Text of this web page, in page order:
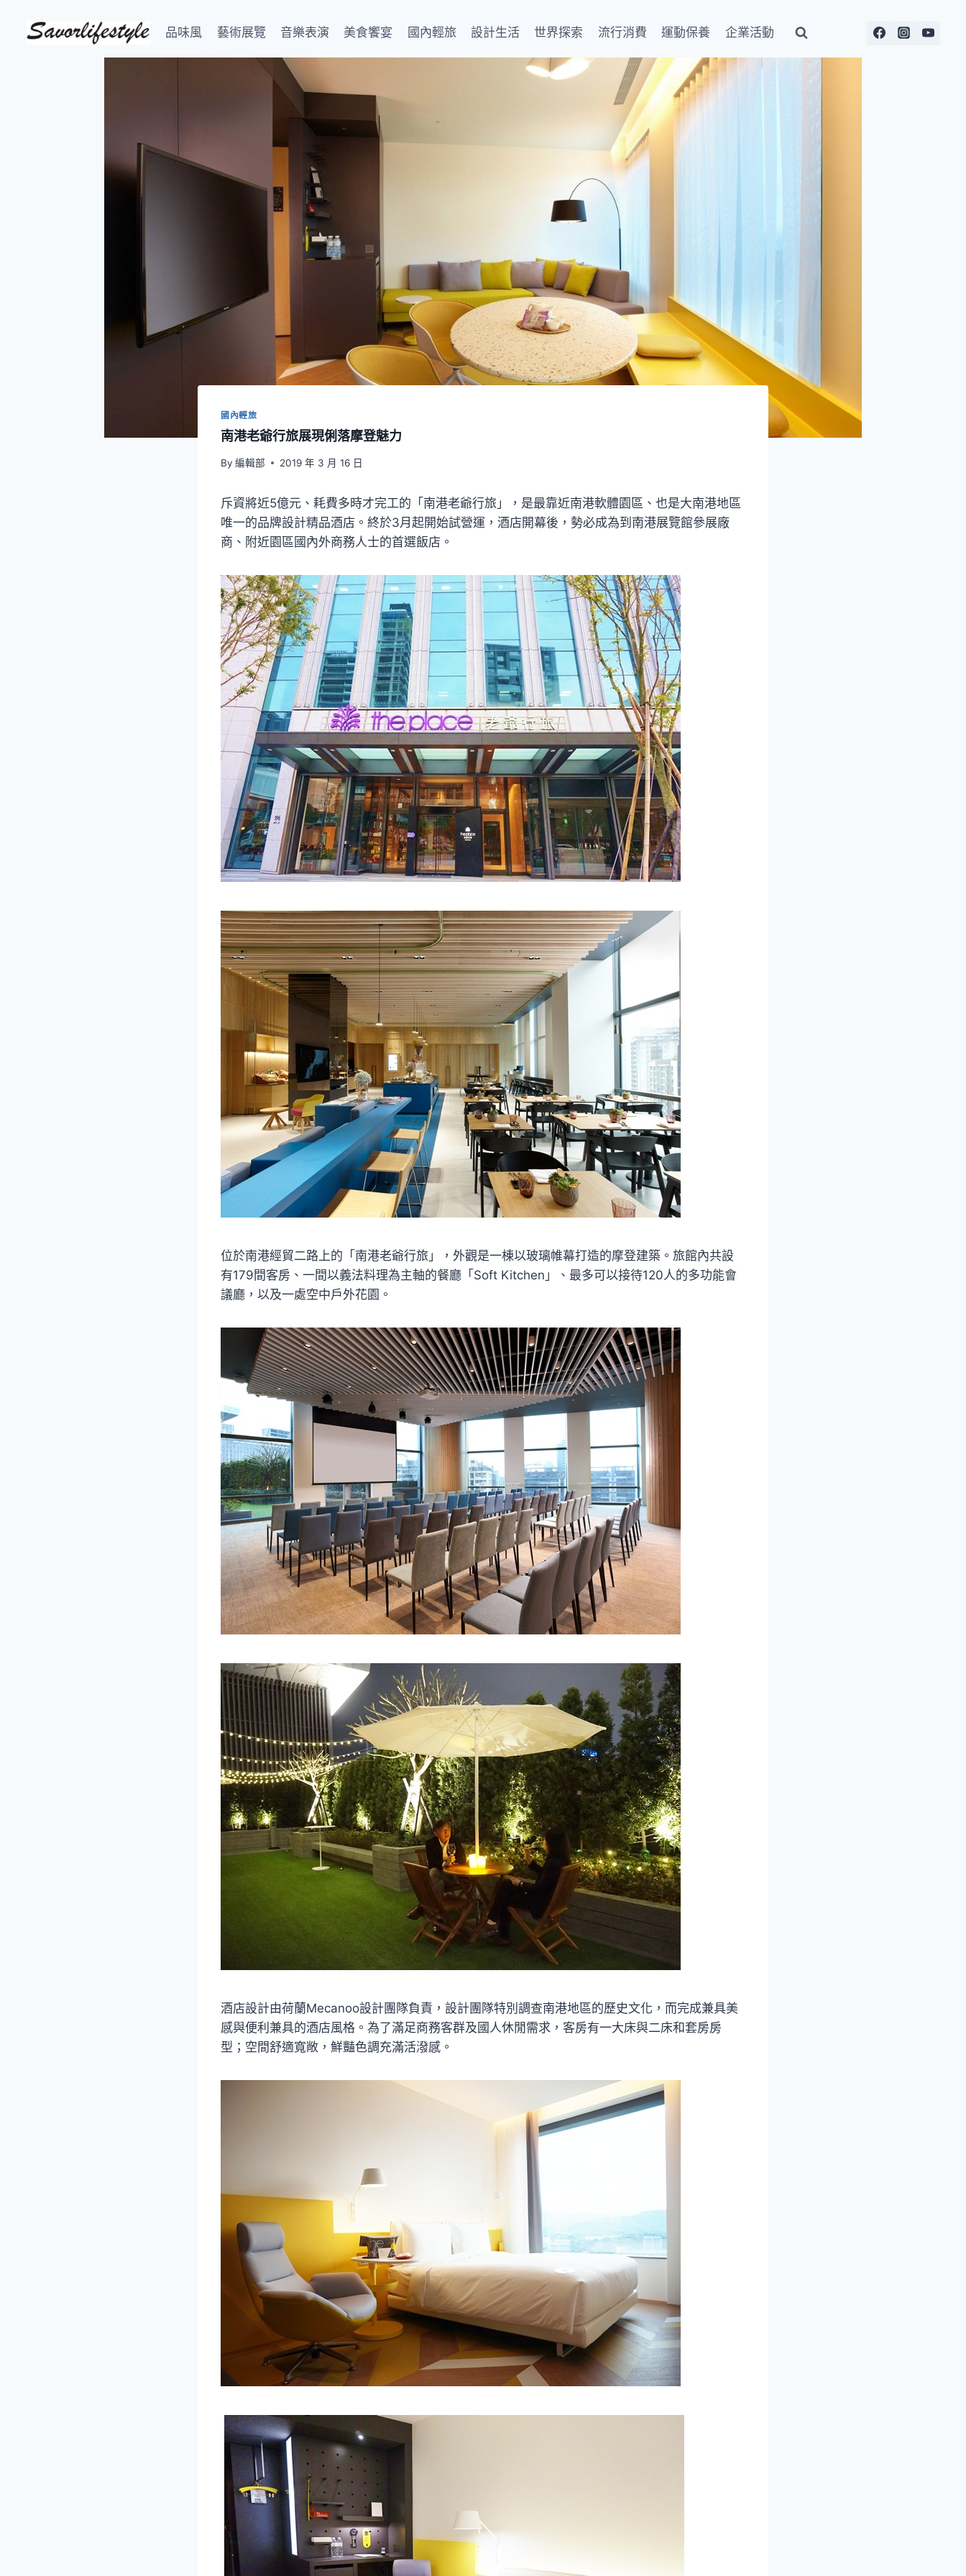
品味風 藝術展覽 音樂表演 美食饗宴 國內輕旅 設計生活 世界探索 流行消費 運動保養 企業活動
國內輕旅
南港老爺行旅展現俐落摩登魅力
By 編輯部 2019 年 3 月 16 日
斥資將近5億元、耗費多時才完工的「南港老爺行旅」，是最靠近南港軟體園區、也是大南港地區
唯一的品牌設計精品酒店。終於3月起開始試營運，酒店開幕後，勢必成為到南港展覽館參展廠
商、附近園區國內外商務人士的首選飯店。
位於南港經貿二路上的「南港老爺行旅」，外觀是一棟以玻璃帷幕打造的摩登建築。旅館內共設
有179間客房、一間以義法料理為主軸的餐廳「Soft Kitchen」、最多可以接待120人的多功能會
議廳，以及一處空中戶外花園。
酒店設計由荷蘭Mecanoo設計團隊負責，設計團隊特別調查南港地區的歷史文化，而完成兼具美
感與便利兼具的酒店風格。為了滿足商務客群及國人休閒需求，客房有一大床與二床和套房房
型；空間舒適寬敞，鮮豔色調充滿活潑感。